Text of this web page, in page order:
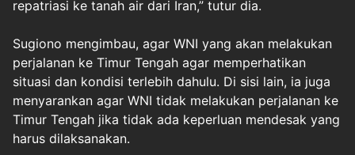
repatriasi ke tanah air dari Iran,” tutur dia.
Sugiono mengimbau, agar WNI yang akan melakukan
perjalanan ke Timur Tengah agar memperhatikan
situasi dan kondisi terlebih dahulu. Di sisi lain, ia juga
menyarankan agar WNI tidak melakukan perjalanan ke
Timur Tengah jika tidak ada keperluan mendesak yang
harus dilaksanakan.